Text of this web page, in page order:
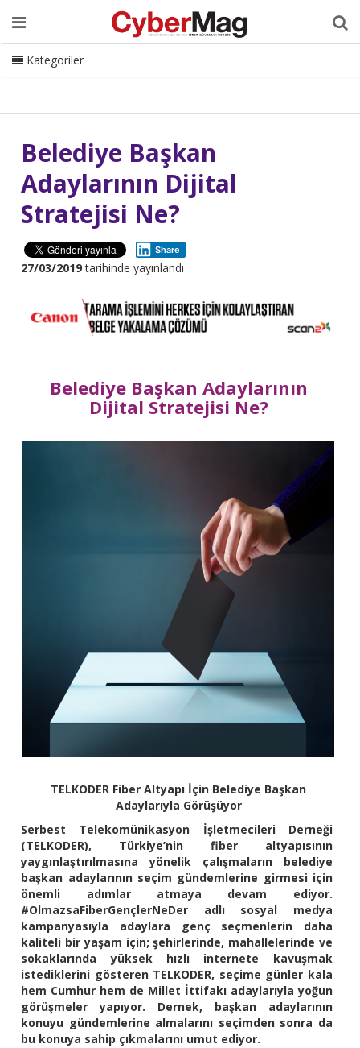
Ana Sayfa Hakkımızda Dergi Editörden
Danışmanlık
ISC Turkey Sizden Gelenler
İletişim
CyberMag Logo
Kategoriler
Belediye Başkan
Adaylarının Dijital
Stratejisi Ne?
Share
27/03/2019tarihinde yayınlandı
Belediye Başkan Adaylarının
Dijital Stratejisi Ne?
TELKODER Fiber Altyapı İçin Belediye Başkan
Adaylarıyla Görüşüyor
Serbest Telekomünikasyon İşletmecileri Derneği
(TELKODER), Türkiye’nin fiber altyapısının
yaygınlaştırılmasına yönelik çalışmaların belediye
başkan adaylarının seçim gündemlerine girmesi için
önemli adımlar atmaya devam ediyor.
#OlmazsaFiberGençlerNeDer adlı sosyal medya
kampanyasıyla adaylara genç seçmenlerin daha
kaliteli bir yaşam için; şehirlerinde, mahallelerinde ve
sokaklarında yüksek hızlı internete kavuşmak
istediklerini gösteren TELKODER, seçime günler kala
hem Cumhur hem de Millet İttifakı adaylarıyla yoğun
görüşmeler yapıyor. Dernek, başkan adaylarının
konuyu gündemlerine almalarını seçimden sonra da
bu konuya sahip çıkmalarını umut ediyor.